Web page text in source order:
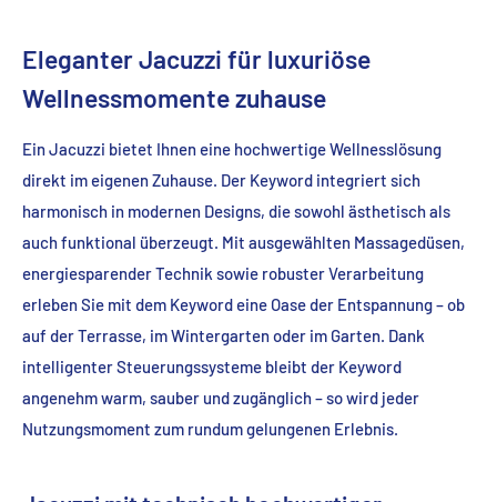
Eleganter Jacuzzi für luxuriöse
Wellnessmomente zuhause
Ein Jacuzzi bietet Ihnen eine hochwertige Wellnesslösung
direkt im eigenen Zuhause. Der Keyword integriert sich
harmonisch in modernen Designs, die sowohl ästhetisch als
auch funktional überzeugt. Mit ausgewählten Massagedüsen,
energiesparender Technik sowie robuster Verarbeitung
erleben Sie mit dem Keyword eine Oase der Entspannung – ob
auf der Terrasse, im Wintergarten oder im Garten. Dank
intelligenter Steuerungssysteme bleibt der Keyword
angenehm warm, sauber und zugänglich – so wird jeder
Nutzungsmoment zum rundum gelungenen Erlebnis.